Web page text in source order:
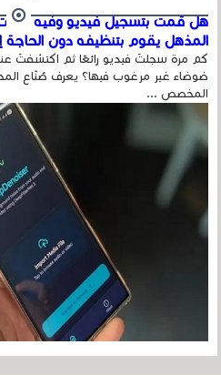
هل قمت بتسجيل فيديو وفيه أصوت
المذهل يقوم بتنظيفه دون الحاجة
كم مرة سجلتَ فيديو رائعًا ثم اكتشفتَ
ضوضاء غير مرغوب فيها؟ يعرف صُنّاع
المخصص ...